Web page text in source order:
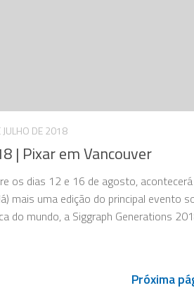
JULHO DE 2018
| Pixar em Vancouver
os dias 12 e 16 de agosto,
mais uma edição do principal evento
do mundo, a Siggraph Generations
Próxima